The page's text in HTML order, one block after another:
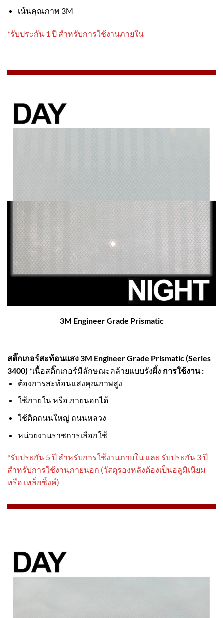
เน้นคุณภาพ 3M
*รับประกัน 1 ปี สำหรับการใช้งานภายใน
3M Engineer Grade Prismatic
สติ๊กเกอร์สะท้อนแสง 3M Engineer Grade Prismatic (Series
3400) *เนื้อสติ๊กเกอร์มีลักษณะคล้ายแบบรังผึ้ง การใช้งาน :
ต้องการสะท้อนแสงคุณภาพสูง
ใช้ภายใน หรือ ภายนอกได้
ใช้ติดถนนใหญ่ ถนนหลวง
หน่วยงานราชการเลือกใช้
*รับประกัน 5 ปี สําหรับการใช้งานภายใน และ รับประกัน 3 ปี
สําหรับการใช้งานภายนอก (วัสดุรองหลังต้องเป็นอลูมิเนียม
หรือ เหล็กซิ้งค์)